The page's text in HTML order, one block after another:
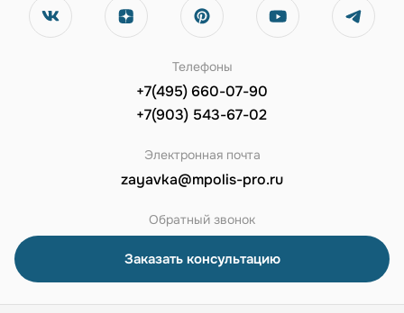
Телефоны
+7(495) 660-07-90
+7(903) 543-67-02
Электронная почта
zayavka@mpolis-pro.ru
Обратный звонок
Заказать консультацию